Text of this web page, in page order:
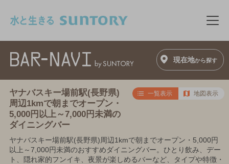
メ
現在地から探す
ヤナバスキー場前駅(長野県)
周辺1kmで朝までオープン・
5,000円以上～7,000円未満の
ダイニングバー
一覧表示 地図表示
ヤナバスキー場前駅(長野県)周辺1kmで朝までオープン・5,000円
以上～7,000円未満のおすすめダイニングバー。ひとり飲み、デー
ト、隠れ家的フンイキ、夜景が楽しめるバーなど、タイプや特徴・